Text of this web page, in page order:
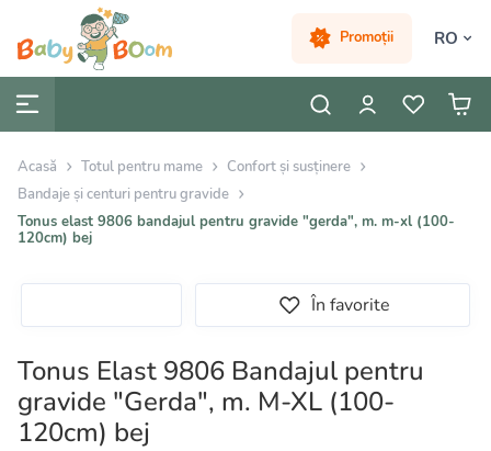
Promoții RO
Acasă Totul pentru mame
Confort și susținere
Bandaje și centuri pentru gravide
Tonus elast 9806 bandajul pentru gravide "gerda", m. m-xl (100-
120cm) bej
În favorite
Tonus Elast 9806 Bandajul pentru
gravide "Gerda", m. M-XL (100-
120cm) bej